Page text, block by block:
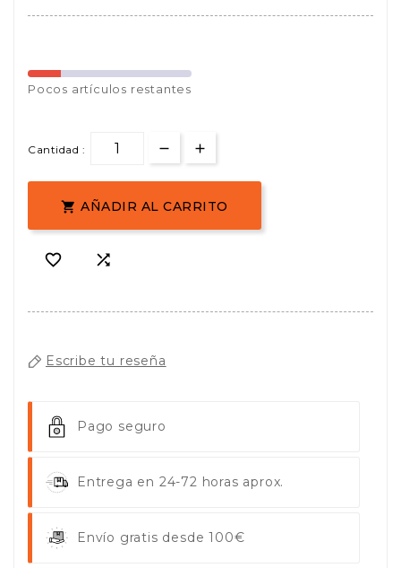
Pocos artículos restantes
Cantidad :
 AÑADIR AL CARRITO
 
Escribe tu reseña
Pago seguro
Entrega en 24-72 horas aprox.
Envío gratis desde 100€